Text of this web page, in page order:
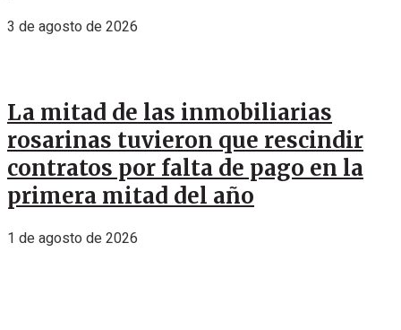
3 de agosto de 2026
La mitad de las inmobiliarias
rosarinas tuvieron que rescindir
contratos por falta de pago en la
primera mitad del año
1 de agosto de 2026